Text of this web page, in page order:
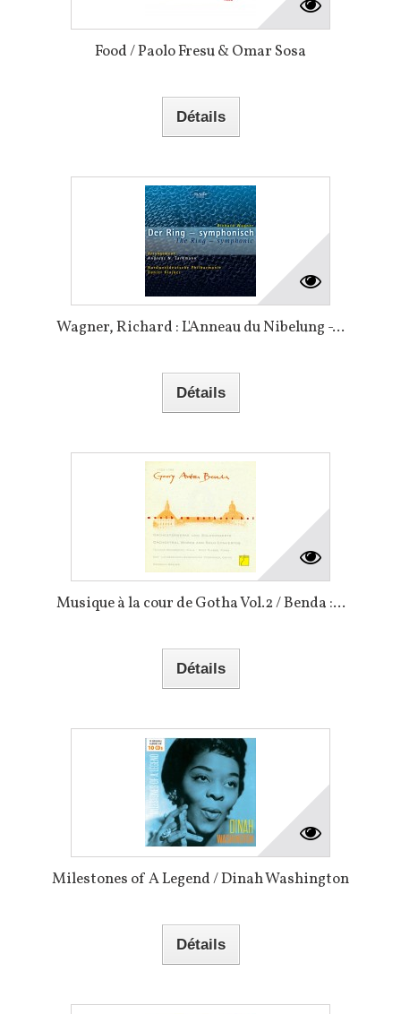
Food / Paolo Fresu & Omar Sosa
Détails
Wagner, Richard : L'Anneau du Nibelung -...
Détails
Musique à la cour de Gotha Vol.2 / Benda :...
Détails
Milestones of A Legend / Dinah Washington
Détails